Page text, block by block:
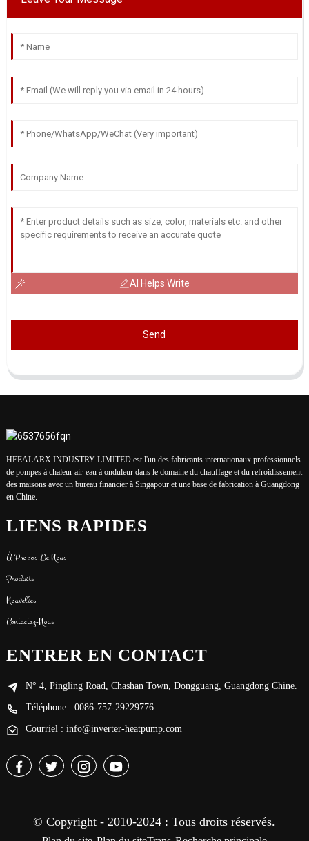
AI Helps Write
Send
HEEALARX INDUSTRY LIMITED est l'un des fabricants internationaux professionnels
de pompes à chaleur air-eau à onduleur dans le domaine du chauffage et du refroidissement
des maisons avec un bureau financier à Singapour et une base de fabrication à Guangdong
en Chine.
LIENS RAPIDES
À Propos De Nous
Produits
Nouvelles
Contactez-Nous
ENTRER EN CONTACT
N° 4, Pingling Road, Chashan Town, Dongguang, Guangdong Chine.
Téléphone : 0086-757-29229776
Courriel : info@inverter-heatpump.com
© Copyright - 2010-2024 : Tous droits réservés.